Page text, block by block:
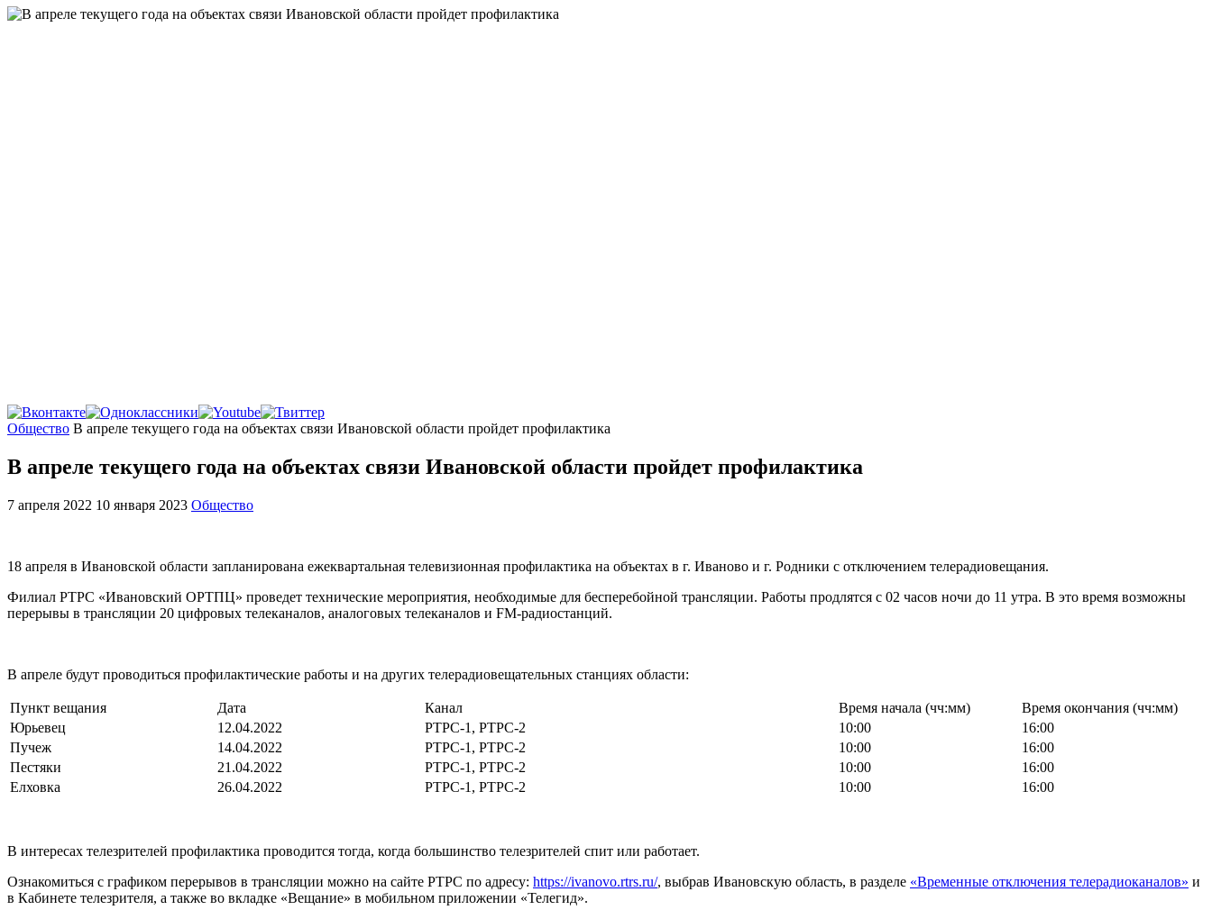
Главная
Общество В апреле текущего года на объектах связи Ивановской области пройдет профилактика
В апреле текущего года на объектах связи Ивановской области пройдет профилактика
7 апреля 2022 10 января 2023 Общество
18 апреля в Ивановской области запланирована ежеквартальная телевизионная профилактика на объектах в г. Иваново и г. Родники с отключением телерадиовещания.
Филиал РТРС «Ивановский ОРТПЦ» проведет технические мероприятия, необходимые для бесперебойной трансляции. Работы продлятся с 02 часов ночи до 11 утра. В это время возможны
перерывы в трансляции 20 цифровых телеканалов, аналоговых телеканалов и FM-радиостанций.
В апреле будут проводиться профилактические работы и на других телерадиовещательных станциях области:
Пункт вещания Дата Канал Время начала (чч:мм)
Время окончания (чч:мм)
Юрьевец
12.04.2022 РТРС-1, РТРС-2 10:00
16:00
Пучеж
14.04.2022 РТРС-1, РТРС-2 10:00
16:00
Пестяки
21.04.2022 РТРС-1, РТРС-2 10:00
16:00
Елховка
26.04.2022 РТРС-1, РТРС-2 10:00 16:00
В интересах телезрителей профилактика проводится тогда, когда большинство телезрителей спит или работает.
Ознакомиться с графиком перерывов в трансляции можно на сайте РТРС по адресу: https://ivanovo.rtrs.ru/, выбрав Ивановскую область, в разделе «Временные отключения телерадиоканалов» и
в Кабинете телезрителя, а также во вкладке «Вещание» в мобильном приложении «Телегид».